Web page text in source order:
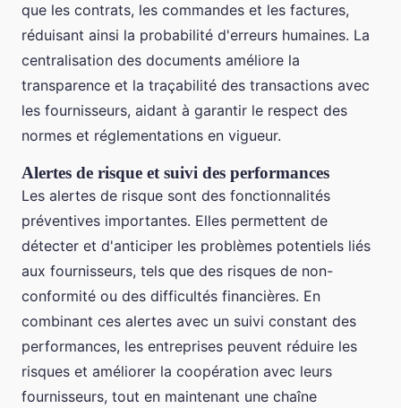
que les contrats, les commandes et les factures,
réduisant ainsi la probabilité d'erreurs humaines. La
centralisation des documents améliore la
transparence et la traçabilité des transactions avec
les fournisseurs, aidant à garantir le respect des
normes et réglementations en vigueur.
Alertes de risque et suivi des performances
Les alertes de risque sont des fonctionnalités
préventives importantes. Elles permettent de
détecter et d'anticiper les problèmes potentiels liés
aux fournisseurs, tels que des risques de non-
conformité ou des difficultés financières. En
combinant ces alertes avec un suivi constant des
performances, les entreprises peuvent réduire les
risques et améliorer la coopération avec leurs
fournisseurs, tout en maintenant une chaîne